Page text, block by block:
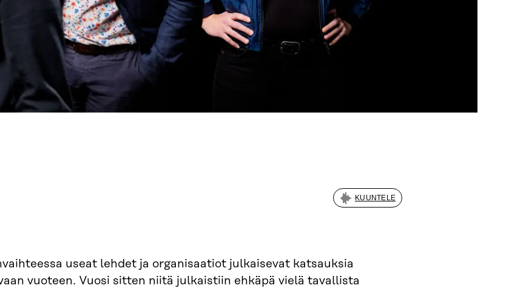
KUUNTELE
useat lehdet ja organisaatiot julkaisevat katsauksia
vuoteen. Vuosi sitten niitä julkaistiin ehkäpä vielä tavallista